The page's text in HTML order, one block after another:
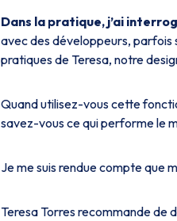
Dans la pratique, j’ai
avec des développeurs, parfois
pratiques de Teresa, notre
Quand utilisez-vous cette
savez-vous ce qui performe le
Je me suis rendue compte que
Teresa Torres recommande de